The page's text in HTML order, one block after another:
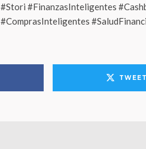
#Stori #FinanzasInteligentes
#ComprasInteligentes
TWEET